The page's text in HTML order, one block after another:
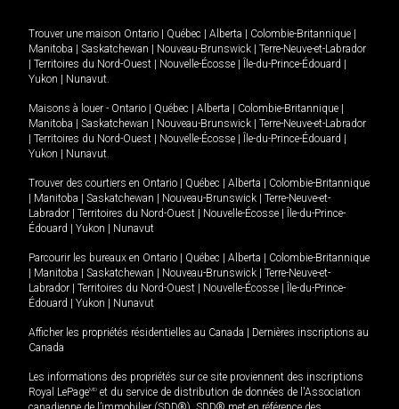
Trouver une maison Ontario Québec Alberta Colombie-Britannique
Manitoba
Saskatchewan Nouveau-Brunswick
Terre-Neuve-et-Labrador
Territoires du Nord-Ouest Nouvelle-Écosse Île-du-Prince-Édouard
Yukon
Nunavut.
Maisons à louer - Ontario Québec Alberta Colombie-Britannique
Manitoba
Saskatchewan Nouveau-Brunswick
Terre-Neuve-et-Labrador
Territoires du Nord-Ouest Nouvelle-Écosse Île-du-Prince-Édouard
Yukon
Nunavut.
Trouver des courtiers en Ontario Québec Alberta
Colombie-Britannique
Manitoba Saskatchewan Nouveau-Brunswick
Terre-Neuve-et-
Labrador
Territoires du Nord-Ouest Nouvelle-Écosse
Île-du-Prince-
Édouard
Yukon Nunavut
Parcourir les bureaux en Ontario Québec Alberta
Colombie-Britannique
Manitoba Saskatchewan Nouveau-Brunswick
Terre-Neuve-et-
Labrador
Territoires du Nord-Ouest Nouvelle-Écosse
Île-du-Prince-
Édouard
Yukon Nunavut
Afficher les propriétés résidentielles au Canada
Dernières inscriptions au
Canada
Les informations des propriétés sur ce site proviennent des inscriptions
Royal LePageMD et du service de distribution de données de l'Association